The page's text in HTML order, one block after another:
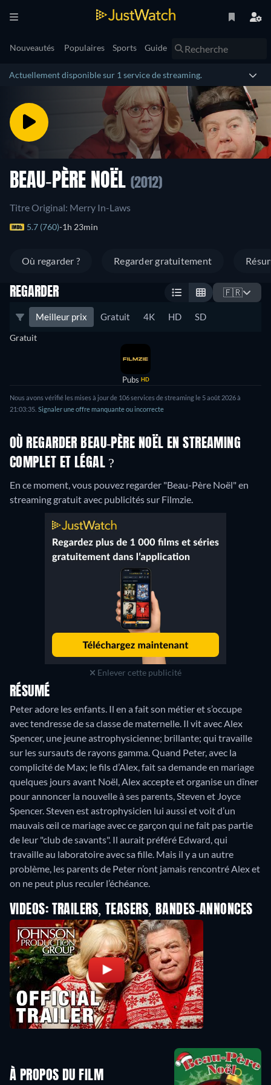
Nouveautés Populaires Sports Guide
Actuellement disponible sur 1 service de streaming.
BEAU-PÈRE NOËL (2012)
Titre Original: Merry In-Laws
5.7 (760) 1h 23min
Où regarder ? Regarder gratuitement
REGARDER 🇫🇷
Meilleur prix Gratuit 4K HD SD
Gratuit
Pubs HD
Nous avons vérifié les mises à jour de 106 services de streaming le 5 août 2026 à
21:03:35. Signaler une offre manquante ou incorrecte
OÙ REGARDER BEAU-PÈRE NOËL EN STREAMING
COMPLET ET LÉGAL ?
En ce moment, vous pouvez regarder "Beau-Père Noël" en
streaming gratuit avec publicités sur Filmzie.
Enlever cette publicité
RÉSUMÉ
Peter adore les enfants. Il en a fait son métier et s’occupe
avec tendresse de sa classe de maternelle. Il vit avec Alex
Spencer, une jeune astrophysicienne; brillante; qui travaille
sur les sursauts de rayons gamma. Quand Peter, avec la
complicité de Max; le fils d’Alex, fait sa demande en mariage
quelques jours avant Noël, Alex accepte et organise un dîner
pour annoncer la nouvelle à ses parents, Steven et Joyce
Spencer. Steven est astrophysicien lui aussi et voit d’un
mauvais œil ce mariage avec ce garçon qui ne fait pas partie
de leur "club de savants". Il aurait préféré Edward, qui
travaille au laboratoire avec sa fille. Mais il y a un autre
problème, les parents de Peter n’ont jamais rencontré Alex et
on ne peut plus reculer l’échéance.
VIDEOS: TRAILERS, TEASERS, BANDES-ANNONCES
À PROPOS DU FILM